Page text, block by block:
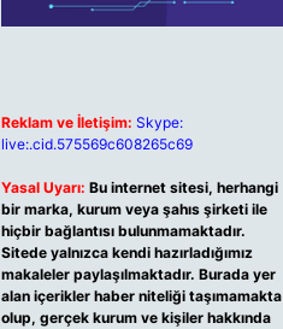
Reklam ve İletişim: Skype:
live:.cid.575569c608265c69
Yasal Uyarı: Bu internet sitesi, herhangi
bir marka, kurum veya şahıs şirketi ile
hiçbir bağlantısı bulunmamaktadır.
Sitede yalnızca kendi hazırladığımız
makaleler paylaşılmaktadır. Burada yer
alan içerikler haber niteliği taşımamakta
olup, gerçek kurum ve kişiler hakkında